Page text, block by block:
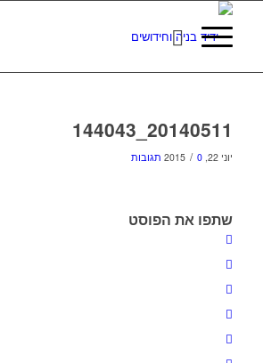
20140511_144043
יוני 22, 2015 / 0 תגובות
שתפו את הפוסט